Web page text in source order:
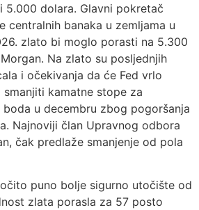
5.000 dolara. Glavni pokretač
centralnih banaka u zemljama u
zlato bi moglo porasti na 5.300
Na zlato su posljednjih
i očekivanja da će Fed vrlo
kamatne stope za
u decembru zbog pogoršanja
Najnoviji član Upravnog odbora
čak predlaže smanjenje od pola
puno bolje sigurno utočište od
zlata porasla za 57 posto